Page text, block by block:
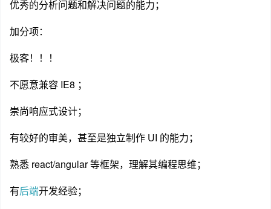
优秀的分析问题和解决问题的能力；
加分项：
极客！！！
不愿意兼容 IE8 ；
崇尚响应式设计；
有较好的审美，甚至是独立制作 UI 的能力；
熟悉 react/angular 等框架，理解其编程思维；
有后端开发经验；